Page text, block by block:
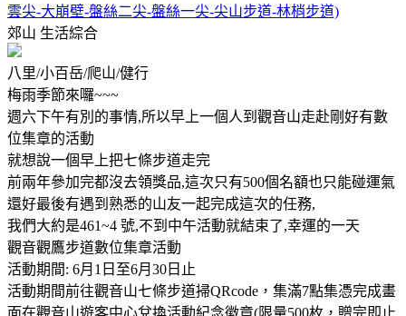
雲尖-大崩壁-盤絲二尖-盤絲一尖-尖山步道-林梢步道)
郊山 生活綜合
八里/小百岳/爬山/健行
梅雨季節來囉~~~
週六下午有別的事情,所以早上一個人到觀音山走赴剛好有數
位集章的活動
就想說一個早上把七條步道走完
前兩年參加完都沒去領獎品,這次只有500個名額也只能碰運氣
還好最後有遇到熟悉的山友一起完成這次的任務,
我們大約是461~4 號,不到中午活動就結束了,幸運的一天
觀音觀鷹步道數位集章活動
活動期間: 6月1日至6月30日止
活動期間前往觀音山七條步道掃QRcode，集滿7點集憑完成畫
面在觀音山遊客中心兌換活動紀念徽章(限量500枚，贈完即止